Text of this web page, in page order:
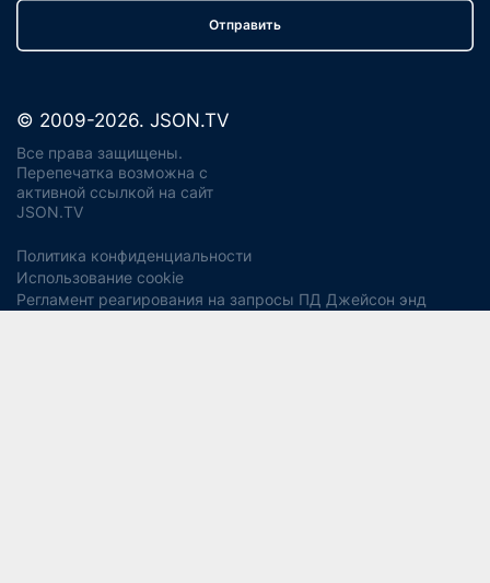
Отправить
© 2009-2026. JSON.TV
Все права защищены.
Перепечатка возможна с
активной ссылкой на сайт
JSON.TV
Политика конфиденциальности
Использование cookie
Регламент реагирования на запросы ПД Джейсон энд